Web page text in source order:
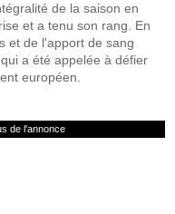
de la saison en
et a tenu son rang. En
et de l'apport de sang
a été appelée à défier
européen.
de l'annonce